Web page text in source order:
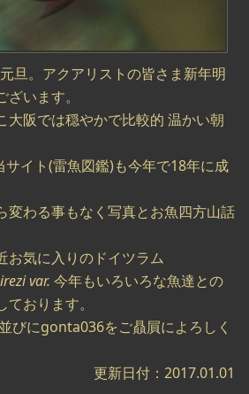
。アクアリストの皆さま新年明
います。
大阪では穏やかで比較的 温かい朝
イト(雷魚図鑑)も今年で18年に成
変わる事もなく写真とお魚四方山話
お気に入りのドイツラム
var. 今年もいろいろな魚達との
おります。
びにgonta036をご贔屓によろしく
更新日付：2017.01.01